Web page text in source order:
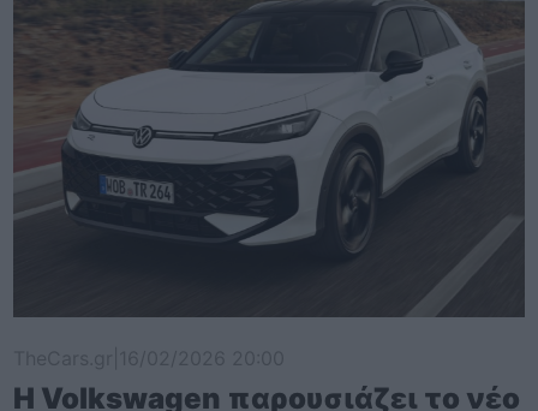
Η Volkswagen παρουσιάζει το νέο